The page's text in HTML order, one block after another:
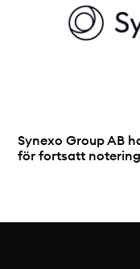
Synexo Group AB
för fortsatt notering